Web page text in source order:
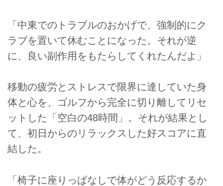
「中東でのトラブルのおかげで、強制的にク
ラブを置いて休むことになった。それが逆
に、良い副作用をもたらしてくれたんだよ」
移動の疲労とストレスで限界に達していた身
体と心を、ゴルフから完全に切り離してリセ
ットした「空白の48時間」。それが結果とし
て、初日からのリラックスした好スコアに直
結した。
「椅子に座りっぱなしで体がどう反応するか